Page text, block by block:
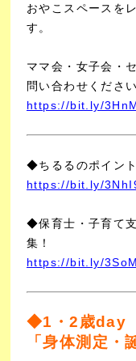
おやこスペースを
す。
ママ会・女子会・
問い合わせください
https://bit.ly/
◆ちるるのポイン
https://bit.ly/
◆保育士・子育て
集！
https://bit.ly/
◆1・2歳day
「身体測定・